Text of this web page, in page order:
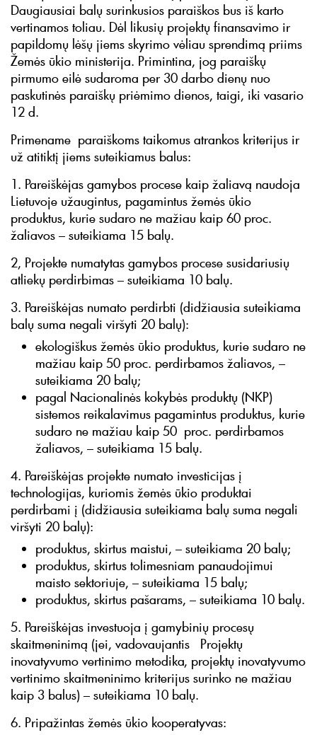
Daugiausiai balų surinkusios paraiškos bus iš karto
vertinamos toliau. Dėl likusių projektų finansavimo ir
papildomų lėšų jiems skyrimo vėliau sprendimą priims
Žemės ūkio ministerija. Primintina, jog paraiškų
pirmumo eilė sudaroma per 30 darbo dienų nuo
paskutinės paraiškų priėmimo dienos, taigi, iki vasario
12 d.
Primename paraiškoms taikomus atrankos kriterijus ir
už atitiktį jiems suteikiamus balus:
1. Pareiškėjas gamybos procese kaip žaliavą naudoja
Lietuvoje užaugintus, pagamintus žemės ūkio
produktus, kurie sudaro ne mažiau kaip 60 proc.
žaliavos – suteikiama 15 balų.
2, Projekte numatytas gamybos procese susidariusių
atliekų perdirbimas – suteikiama 10 balų.
3. Pareiškėjas numato perdirbti (didžiausia suteikiama
balų suma negali viršyti 20 balų):
ekologiškus žemės ūkio produktus, kurie sudaro ne
mažiau kaip 50 proc. perdirbamos žaliavos, –
suteikiama 20 balų;
pagal Nacionalinės kokybės produktų (NKP)
sistemos reikalavimus pagamintus produktus, kurie
sudaro ne mažiau kaip 50 proc. perdirbamos
žaliavos, – suteikiama 15 balų.
4. Pareiškėjas projekte numato investicijas į
technologijas, kuriomis žemės ūkio produktai
perdirbami į (didžiausia suteikiama balų suma negali
viršyti 20 balų):
produktus, skirtus maistui, – suteikiama 20 balų;
produktus, skirtus tolimesniam panaudojimui
maisto sektoriuje, – suteikiama 15 balų;
produktus, skirtus pašarams, – suteikiama 10 balų.
5. Pareiškėjas investuoja į gamybinių procesų
skaitmeninimą (jei, vadovaujantis Projektų
inovatyvumo vertinimo metodika, projektų inovatyvumo
vertinimo skaitmeninimo kriterijus surinko ne mažiau
kaip 3 balus) – suteikiama 10 balų.
6. Pripažintas žemės ūkio kooperatyvas: